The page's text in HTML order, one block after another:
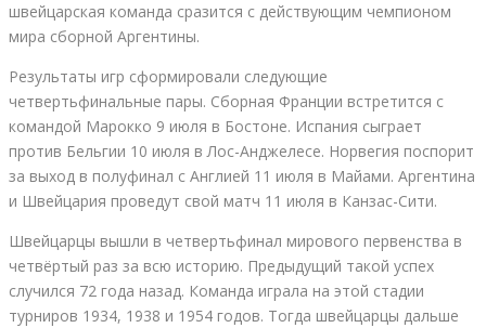
швейцарская команда сразится с действующим чемпионом
мира сборной Аргентины.
Результаты игр сформировали следующие
четвертьфинальные пары. Сборная Франции встретится с
командой Марокко 9 июля в Бостоне. Испания сыграет
против Бельгии 10 июля в Лос-Анджелесе. Норвегия поспорит
за выход в полуфинал с Англией 11 июля в Майами. Аргентина
и Швейцария проведут свой матч 11 июля в Канзас-Сити.
Швейцарцы вышли в четвертьфинал мирового первенства в
четвёртый раз за всю историю. Предыдущий такой успех
случился 72 года назад. Команда играла на этой стадии
турниров 1934, 1938 и 1954 годов. Тогда швейцарцы дальше